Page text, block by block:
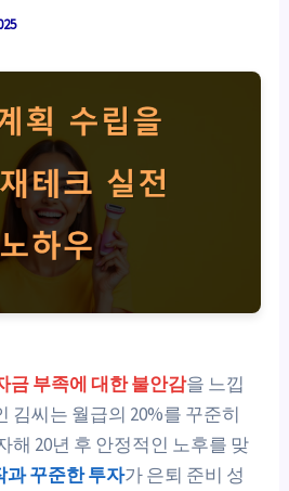
금 부족에 대한 불안감을 느낍
김씨는 월급의 20%를 꾸준히
해 20년 후 안정적인 노후를 맞
과 꾸준한 투자가 은퇴 준비 성